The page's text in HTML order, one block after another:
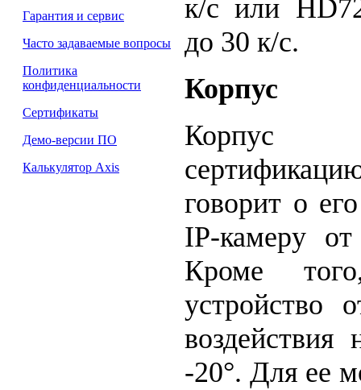
Гарантия и сервис
Часто задаваемые вопросы
Политика
конфиденциальности
Сертификаты
Демо-версии ПО
Калькулятор Axis
к/с или
до 30 к/с.
Корпус
Корпус
говорит о
IP-камеру
Кроме
устройство
-20°. Для ее